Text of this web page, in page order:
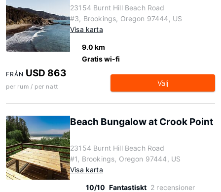
23154 Burnt Hill Beach Road
#3, Brookings, Oregon 97444, US
Visa karta
9.0 km
Gratis wi-fi
FRÅN USD 863
per rum / per natt Välj
Beach Bungalow at Crook Point
23154 Burnt Hill Beach Road
#1, Brookings, Oregon 97444, US
Visa karta
10/10 Fantastiskt 2 recensioner